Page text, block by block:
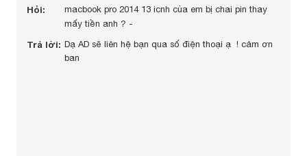
Hỏi:
macbook pro 2014 13 icnh của em bị chai pin thay
mấy tiền anh ? -
Trả lời: Dạ AD sẽ liên hệ bạn qua số điện thoại ạ ! cảm ơn
ban